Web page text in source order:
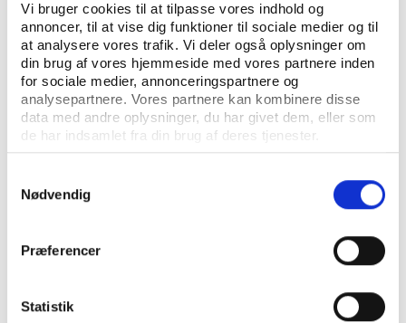
Vi bruger cookies til at tilpasse vores indhold og
annoncer, til at vise dig funktioner til sociale medier og til
at analysere vores trafik. Vi deler også oplysninger om
din brug af vores hjemmeside med vores partnere inden
for sociale medier, annonceringspartnere og
analysepartnere. Vores partnere kan kombinere disse
data med andre oplysninger, du har givet dem, eller som
de har indsamlet fra din brug af deres tjenester.
Nødvendig
Præferencer
Statistik
KONTAKT OS
+45 3266 1030
idan@idan.dk